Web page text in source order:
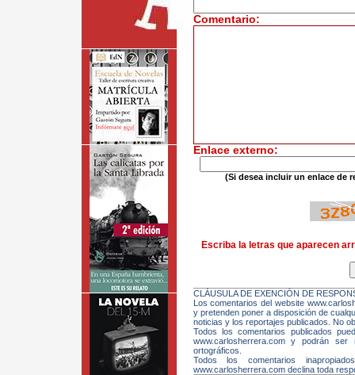
Comentario:
Enlace externo:
(Si desea incluir un enlace de
Escriba la letras que aparecen
CLÁUSULA DE EXENCIÓN DE
Los comentarios del website
y pretenden poner a disposición de
noticias y los reportajes publicados. No
Todos los comentarios publicados
www.carlosherrera.com y podrán
ortográficos.
Todos los comentarios
www.carlosherrera.com declina toda